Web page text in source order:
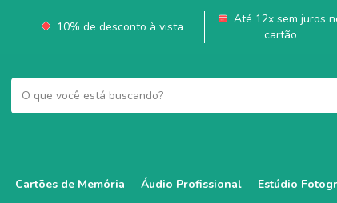
10% de desconto à vista
Até 12x sem juros
cartão
Cartões de Memória Áudio Profissional Estúdio